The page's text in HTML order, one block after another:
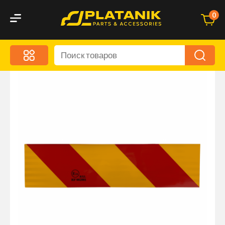
0
Меню
Акционные предложения
Брызговики
Запчасти кузова и зеркала